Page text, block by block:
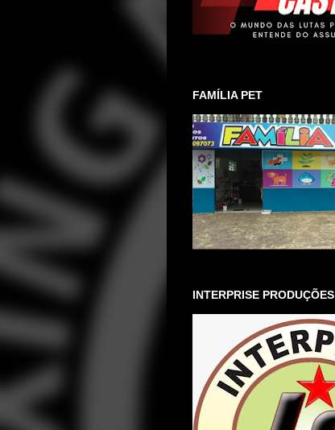
FAMÍLIA PET
INTERPRISE PRODUÇÕES